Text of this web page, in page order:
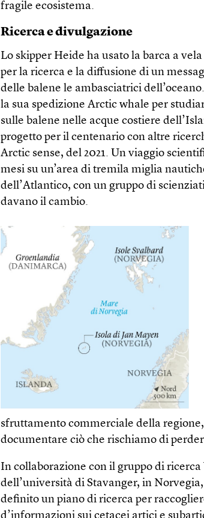
fragile ecosistema.
Ricerca e divulgazione
Lo skipper Heide ha usato la barca a
per la ricerca e la diffusione di un
delle balene le ambasciatrici
la sua spedizione Arctic whale per
sulle balene nelle acque costiere
progetto per il centenario con altre
Arctic sense, del 2021. Un viaggio
mesi su un’area di tremila miglia
dell’Atlantico, con un gruppo di
davano il cambio.
sfruttamento commerciale della
documentare ciò che rischiamo di
In collaborazione con il gruppo di ricerca
dell’università di Stavanger, in
definito un piano di ricerca per